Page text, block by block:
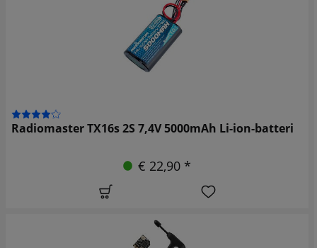
Radiomaster TX16s 2S 7,4V 5000mAh Li-ion-batteri
€ 22,90 *